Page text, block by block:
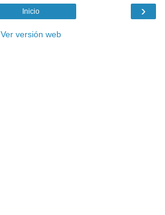
›
Inicio
Ver versión web